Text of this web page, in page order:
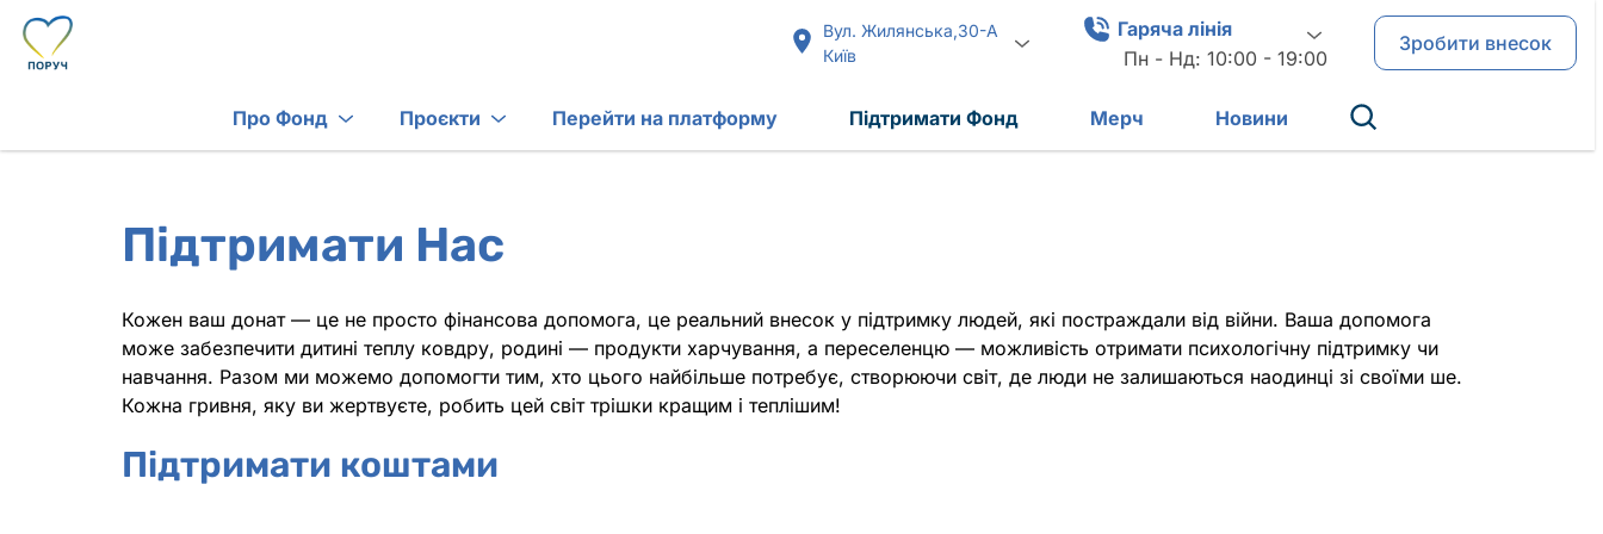
Вул. Жилянська,30-А
Київ
Гаряча лінія
Пн - Нд: 10:00 - 19:00
Зробити внесок
Про Фонд Проєкти Перейти на платформу Підтримати Фонд Мерч Новини
Підтримати Нас
Кожен ваш донат — це не просто фінансова допомога, це реальний внесок у підтримку людей, які постраждали від війни. Ваша допомога
може забезпечити дитині теплу ковдру, родині — продукти харчування, а переселенцю — можливість отримати психологічну підтримку чи
навчання. Разом ми можемо допомогти тим, хто цього найбільше потребує, створюючи світ, де люди не залишаються наодинці зі своїми ше.
Кожна гривня, яку ви жертвуєте, робить цей світ трішки кращим і теплішим!
Підтримати коштами